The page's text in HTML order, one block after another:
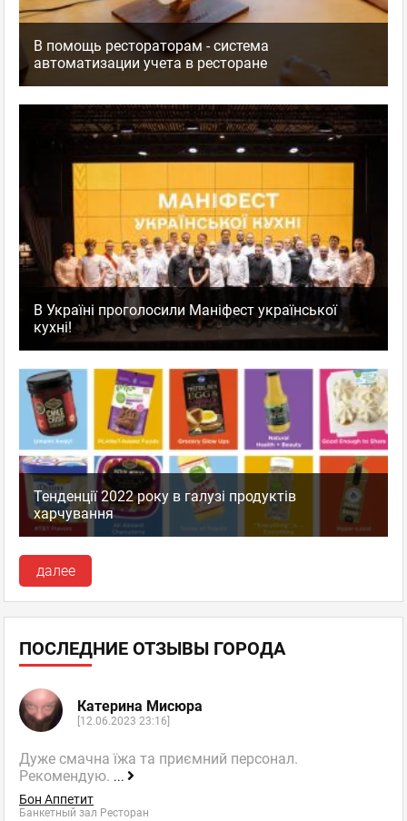
В помощь рестораторам - система
автоматизации учета в ресторане
В Україні проголосили Маніфест української
кухні!
Тенденції 2022 року в галузі продуктів
харчування
далее
ПОСЛЕДНИЕ ОТЗЫВЫ ГОРОДА
Катерина Мисюра
[12.06.2023 23:16]
Дуже смачна їжа та приємний персонал.
Рекомендую. ...
Бон Аппетит
Банкетный зал Ресторан